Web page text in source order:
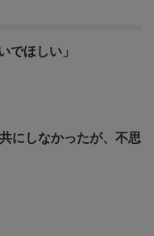
でほしい」
にしなかったが、不思